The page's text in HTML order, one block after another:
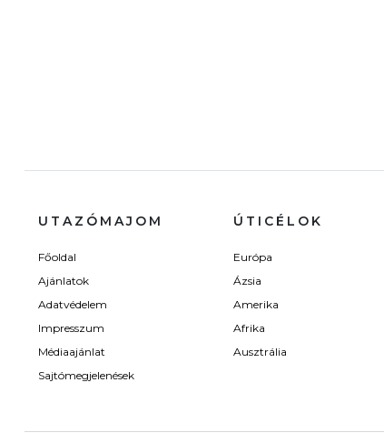
UTAZÓMAJOM
Főoldal
Ajánlatok
Adatvédelem
Impresszum
Médiaajánlat
Sajtómegjelenések
ÚTICÉLOK
Európa
Ázsia
Amerika
Afrika
Ausztrália